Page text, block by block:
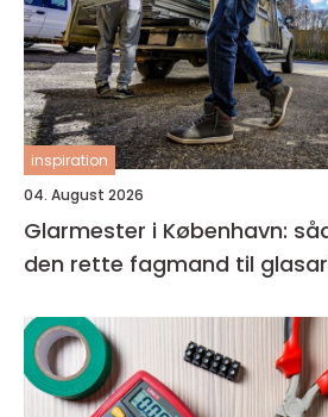
inspiration
04. August 2026
Glarmester i København:
den rette fagmand til